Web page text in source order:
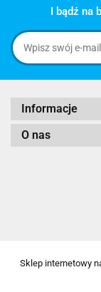
I bądź
Informacje
O nas
Sklep internetowy